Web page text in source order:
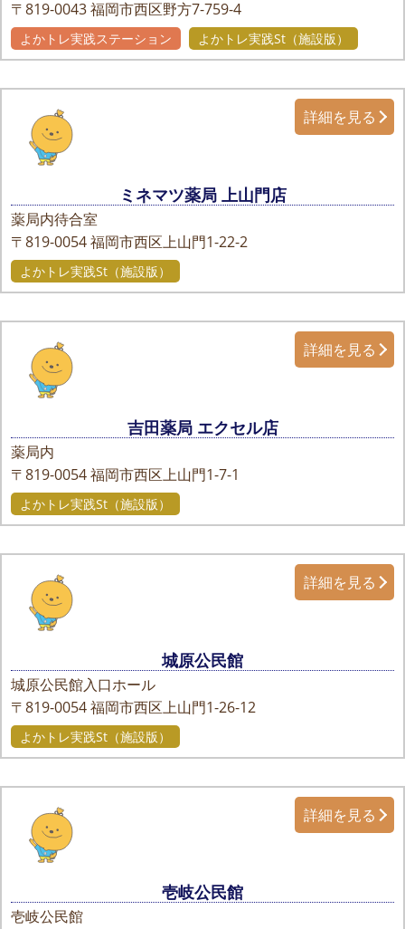
〒819-0043福岡市西区野方7-759-4
よかトレ実践ステーション よかトレ実践St（施設版）
ミネマツ薬局 上山門店
薬局内待合室
〒819-0054福岡市西区上山門1-22-2
詳細を見る
よかトレ実践St（施設版）
吉田薬局 エクセル店
薬局内
〒819-0054福岡市西区上山門1-7-1
詳細を見る
よかトレ実践St（施設版）
城原公民館
城原公民館入口ホール
〒819-0054福岡市西区上山門1-26-12
詳細を見る
よかトレ実践St（施設版）
壱岐公民館
壱岐公民館
詳細を見る